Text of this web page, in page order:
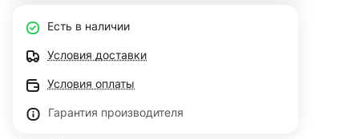
Есть в наличии
Условия доставки
Условия оплаты
Гарантия производителя